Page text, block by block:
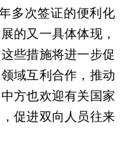
多次签证的便利化
的又一具体体现，
些措施将进一步促
域互利合作，推动
方也欢迎有关国家
促进双向人员往来